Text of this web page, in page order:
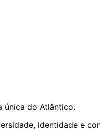
única do Atlântico.
identidade e